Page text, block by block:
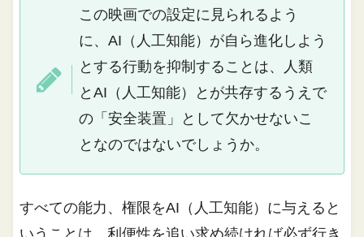
この映画での設定に見られるよう
に、AI（人工知能）が自ら進化しよう
とする行動を抑制することは、人類
とAI（人工知能）とが共存するうえで
の「安全装置」として欠かせないこ
となのではないでしょうか。
すべての能力、権限をAI（人工知能）に与えると